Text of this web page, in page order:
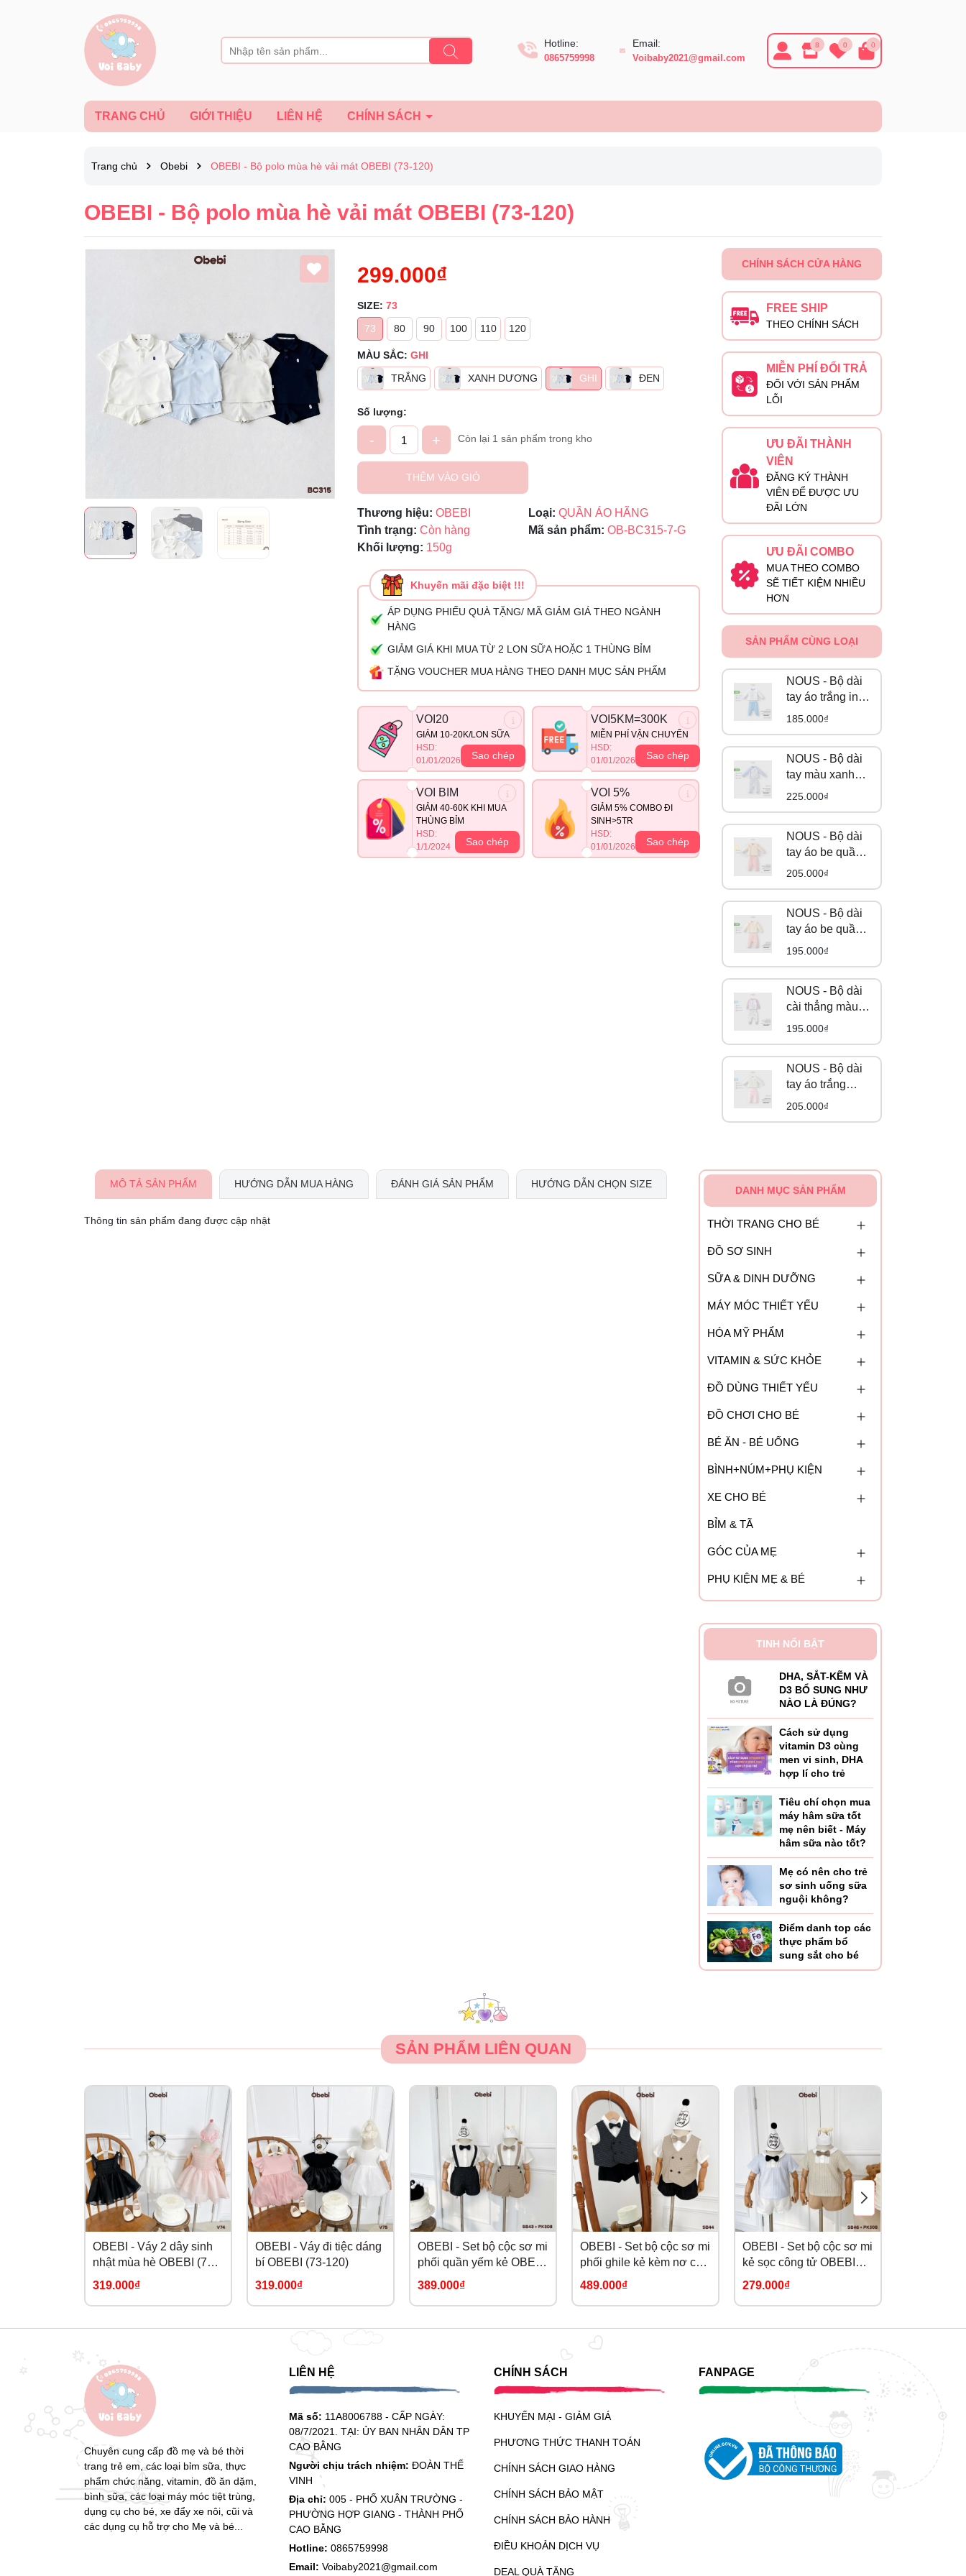
Hotline:
0865759998
Email:
Voibaby2021@gmail.com
8 0 0
TRANG CHỦ GIỚI THIỆU LIÊN HỆ CHÍNH SÁCH
Trang chủ Obebi OBEBI - Bộ polo mùa hè vải mát OBEBI (73-120)
OBEBI - Bộ polo mùa hè vải mát OBEBI (73-120)
299.000₫
SIZE: 73
73
80 90 100 110 120
MÀU SẮC: GHI
TRẮNG
XANH DƯƠNG GHI ĐEN
Số lượng:
- + Còn lại 1 sản phẩm trong kho
THÊM VÀO GIỎ
Thương hiệu: OBEBI Loại: QUẦN ÁO HÃNG
Tình trạng: Còn hàng Mã sản phẩm: OB-BC315-7-G
Khối lượng: 150g
Khuyến mãi đặc biệt !!!
ÁP DỤNG PHIẾU QUÀ TẶNG/ MÃ GIẢM GIÁ THEO NGÀNH
HÀNG
GIẢM GIÁ KHI MUA TỪ 2 LON SỮA HOẶC 1 THÙNG BỈM
TẶNG VOUCHER MUA HÀNG THEO DANH MỤC SẢN PHẨM
VOI20
GIẢM 10-20K/LON SỮA
HSD:
01/01/2026
Sao chép
VOI5KM=300K
MIỄN PHÍ VẬN CHUYỂN
HSD:
01/01/2026
Sao chép
VOI BIM
GIẢM 40-60K KHI MUA
THÙNG BỈM
HSD:
1/1/2024
Sao chép
VOI 5%
GIẢM 5% COMBO ĐI
SINH>5TR
HSD:
01/01/2026
Sao chép
Ngày hết hạn:
CHÍNH SÁCH CỬA HÀNG
FREE SHIP
THEO CHÍNH SÁCH
MIỄN PHÍ ĐỔI TRẢ
ĐỐI VỚI SẢN PHẨM
LỖI
ƯU ĐÃI THÀNH
VIÊN
ĐĂNG KÝ THÀNH
VIÊN ĐỂ ĐƯỢC ƯU
ĐÃI LỚN
ƯU ĐÃI COMBO
MUA THEO COMBO
SẼ TIẾT KIỆM NHIỀU
HƠN
SẢN PHẨM CÙNG LOẠI
NOUS - Bộ dài
tay áo trắng in
trang trí phối
da trời NB
185.000₫
NOUS - Bộ dài
tay màu xanh
biển họa tiết
225.000₫
NOUS - Bộ dài
tay áo be quần
hồng in tràn hoạ
205.000₫
NOUS - Bộ dài
tay áo be quần
hồng in họa tiết
195.000₫
NOUS - Bộ dài
cài thẳng màu
trắng họa tiết
195.000₫
NOUS - Bộ dài
tay áo trắng
phối quần hồng
205.000₫
MÔ TẢ SẢN PHẨM HƯỚNG DẪN MUA HÀNG ĐÁNH GIÁ SẢN PHẨM HƯỚNG DẪN CHỌN SIZE
Thông tin sản phẩm đang được cập nhật
DANH MỤC SẢN PHẨM
THỜI TRANG CHO BÉ
ĐỒ SƠ SINH
SỮA & DINH DƯỠNG
MÁY MÓC THIẾT YẾU
HÓA MỸ PHẨM
VITAMIN & SỨC KHỎE
ĐỒ DÙNG THIẾT YẾU
ĐỒ CHƠI CHO BÉ
BÉ ĂN - BÉ UỐNG
BÌNH+NÚM+PHỤ KIỆN
XE CHO BÉ
BỈM & TÃ
GÓC CỦA MẸ
PHỤ KIỆN MẸ & BÉ
TINH NỔI BẬT
DHA, SẮT-KẼM VÀ
D3 BỔ SUNG NHƯ
NÀO LÀ ĐÚNG?
Cách sử dụng
vitamin D3 cùng
men vi sinh, DHA
hợp lí cho trẻ
Tiêu chí chọn mua
máy hâm sữa tốt
mẹ nên biết - Máy
hâm sữa nào tốt?
Mẹ có nên cho trẻ
sơ sinh uống sữa
nguội không?
Điểm danh top các
thực phẩm bổ
sung sắt cho bé
SẢN PHẨM LIÊN QUAN
OBEBI - Váy 2 dây sinh
nhật mùa hè OBEBI (73-
120)
319.000₫
OBEBI - Váy đi tiệc dáng
bí OBEBI (73-120)
319.000₫
OBEBI - Set bộ cộc sơ mi
phối quần yếm kẻ OBEBI
(73-120)
389.000₫
OBEBI - Set bộ cộc sơ mi
phối ghile kẻ kèm nơ cổ
OBEBI (73-120)
489.000₫
OBEBI - Set bộ cộc sơ mi
kẻ sọc công tử OBEBI
(73-120)
279.000₫
Chuyên cung cấp đồ mẹ và bé thời
trang trẻ em, các loại bỉm sữa, thực
phẩm chức năng, vitamin, đồ ăn dặm,
bình sữa, các loại máy móc tiệt trùng,
dụng cụ cho bé, xe đẩy xe nôi, cũi và
các dụng cụ hỗ trợ cho Mẹ và bé...
LIÊN HỆ
Mã số: 11A8006788 - CẤP NGÀY:
08/7/2021. TẠI: ỦY BAN NHÂN DÂN TP
CAO BẰNG
Người chịu trách nhiệm: ĐOÀN THẾ
VINH
Địa chỉ: 005 - PHỐ XUÂN TRƯỜNG -
PHƯỜNG HỢP GIANG - THÀNH PHỐ
CAO BẰNG
Hotline: 0865759998
Email: Voibaby2021@gmail.com
CHÍNH SÁCH
KHUYẾN MẠI - GIẢM GIÁ
PHƯƠNG THỨC THANH TOÁN
CHÍNH SÁCH GIAO HÀNG
CHÍNH SÁCH BẢO MẬT
CHÍNH SÁCH BẢO HÀNH
ĐIỀU KHOẢN DỊCH VỤ
DEAL QUÀ TẶNG
FANPAGE